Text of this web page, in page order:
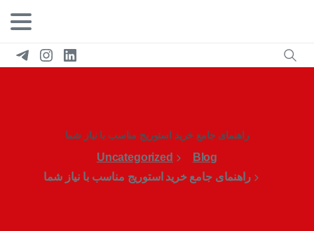
راهنمای جامع خرید استوریج مناسب با نیاز شما
Blog
Uncategorized
راهنمای جامع خرید استوریج مناسب با نیاز شما